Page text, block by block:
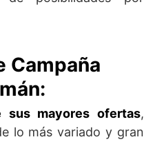
Campaña
:
sus mayores ofertas,
lo más variado y gran